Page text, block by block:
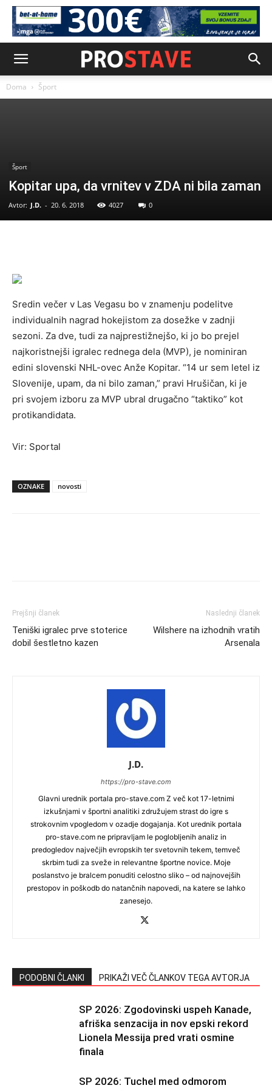
Doma Šport
Šport
Kopitar upa, da vrnitev v ZDA ni bila zaman
Avtor: J.D. - 20. 6. 2018 4027 0
Sredin večer v Las Vegasu bo v znamenju podelitve
individualnih nagrad hokejistom za dosežke v zadnji
sezoni. Za dve, tudi za najprestižnejšo, ki jo bo prejel
najkoristnejši igralec rednega dela (MVP), je nominiran
edini slovenski NHL-ovec Anže Kopitar. “14 ur sem letel iz
Slovenije, upam, da ni bilo zaman,” pravi Hrušičan, ki je
pri svojem izboru za MVP ubral drugačno “taktiko” kot
protikandidata.
Vir: Sportal
OZNAKE novosti
Prejšnji članek
Teniški igralec prve stoterice
dobil šestletno kazen
Naslednji članek
Wilshere na izhodnih vratih
Arsenala
J.D.
https://pro-stave.com
Glavni urednik portala pro-stave.com Z več kot 17-letnimi
izkušnjami v športni analitiki združujem strast do igre s
strokovnim vpogledom v ozadje dogajanja. Kot urednik portala
pro-stave.com ne pripravljam le poglobljenih analiz in
predogledov največjih evropskih ter svetovnih tekem, temveč
skrbim tudi za sveže in relevantne športne novice. Moje
poslanstvo je bralcem ponuditi celostno sliko – od najnovejših
prestopov in poškodb do natančnih napovedi, na katere se lahko
zanesejo.
PODOBNI ČLANKI PRIKAŽI VEČ ČLANKOV TEGA AVTORJA
SP 2026: Zgodovinski uspeh Kanade,
afriška senzacija in nov epski rekord
Lionela Messija pred vrati osmine
finala
SP 2026: Tuchel med odmorom